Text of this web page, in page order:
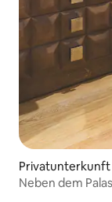
Privatunterkunft
Neben dem